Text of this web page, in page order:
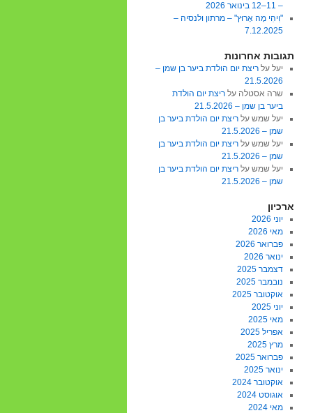
– 11–12 בינואר 2026
"וִיהִי מָה אָרוּץ" – מרתון ולנסיה –
7.12.2025
תגובות אחרונות
יעלעל ריצת יום הולדת ביער בן שמן –
21.5.2026
שרה אסטלה על ריצת יום הולדת
ביער בן שמן – 21.5.2026
יעל שמשעל ריצת יום הולדת ביער בן
שמן – 21.5.2026
יעל שמשעל ריצת יום הולדת ביער בן
שמן – 21.5.2026
יעל שמשעל ריצת יום הולדת ביער בן
שמן – 21.5.2026
ארכיון
יוני 2026
מאי 2026
פברואר 2026
ינואר 2026
דצמבר 2025
נובמבר 2025
אוקטובר 2025
יוני 2025
מאי 2025
אפריל 2025
מרץ 2025
פברואר 2025
ינואר 2025
אוקטובר 2024
אוגוסט 2024
מאי 2024